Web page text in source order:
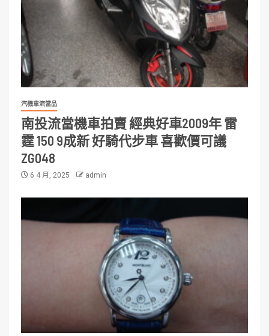
汽機車流當品
南投流當機車拍賣 經典好車2009年 雷
霆 150 9成新 好騎代步車 喜歡價可議
ZG048
6 4 月, 2025 admin